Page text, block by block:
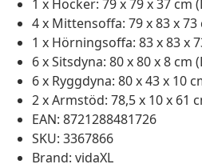
1 x Hocker: 79 x 79 x 37 cm
4 x Mittensoffa: 79 x 83 x 73
1 x Hörningsoffa: 83 x 83 x
6 x Sitsdyna: 80 x 80 x 8 cm
6 x Ryggdyna: 80 x 43 x 10
2 x Armstöd: 78,5 x 10 x 61
EAN: 8721288481726
SKU: 3367866
Brand: vidaXL